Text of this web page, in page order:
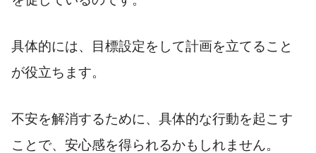
具体的には、目標設定をして計画を立てること
が役立ちます。
不安を解消するために、具体的な行動を起こす
ことで、安心感を得られるかもしれません。